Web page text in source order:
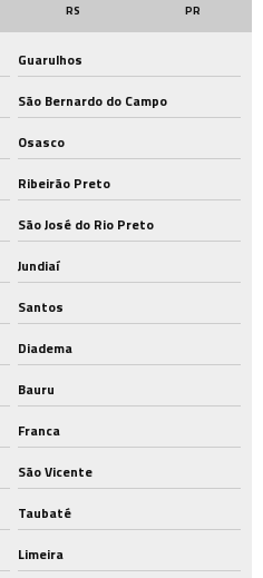
RS PR
Guarulhos
São Bernardo do Campo
Osasco
Ribeirão Preto
São José do Rio Preto
Jundiaí
Santos
Diadema
Bauru
Franca
São Vicente
Taubaté
Limeira